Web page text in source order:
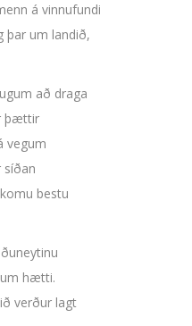
á vinnufundi
þar um landið,
að draga
þættir
vegum
bestu
hætti.
verður lagt